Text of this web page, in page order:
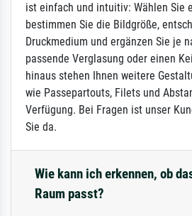
ist einfach und intuitiv: Wählen Sie
bestimmen Sie die Bildgröße,
Druckmedium und ergänzen Sie je
passende Verglasung oder einen
hinaus stehen Ihnen weitere
wie Passepartouts, Filets und
Verfügung. Bei Fragen ist unser
Sie da.
Wie kann ich erkennen, ob
Raum passt?